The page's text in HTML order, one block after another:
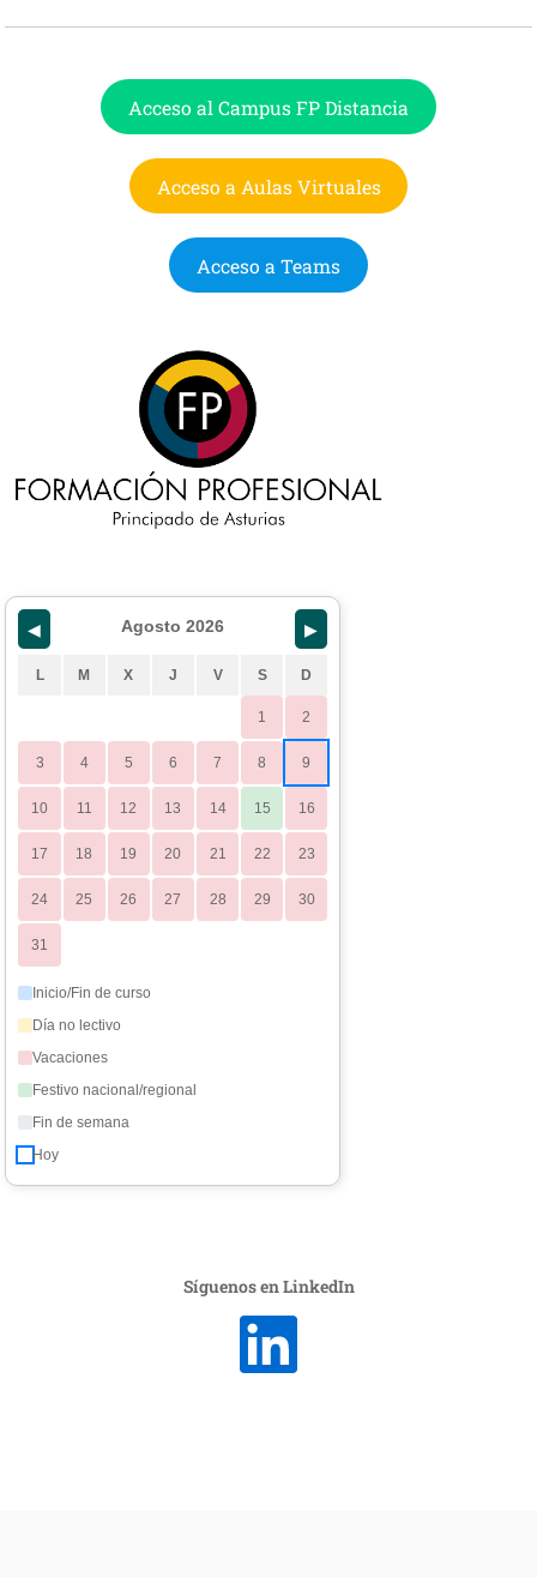
Acceso al Campus FP Distancia
Acceso a Aulas Virtuales
Acceso a Teams
◀ Agosto 2026 ▶
L M X J V S D
1 2
3 4 5 6 7 8 9
10 11 12 13 14 15 16
17 18 19 20 21 22 23
24 25 26 27 28 29 30
31
Inicio/Fin de curso
Día no lectivo
Vacaciones
Festivo nacional/regional
Fin de semana
Hoy
Síguenos en LinkedIn